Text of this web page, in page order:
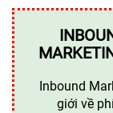
Inbound
giới về